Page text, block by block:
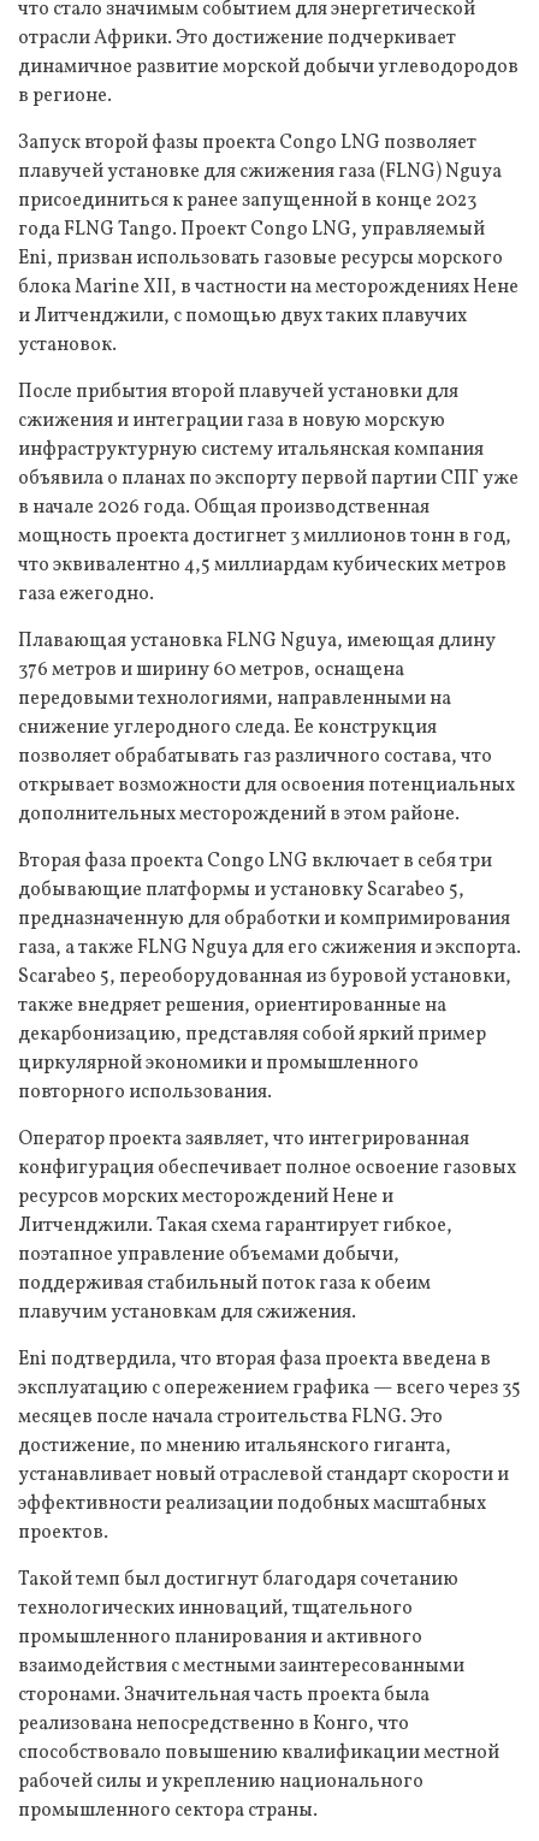
что стало значимым событием для энергетической
отрасли Африки. Это достижение подчеркивает
динамичное развитие морской добычи углеводородов
в регионе.
Запуск второй фазы проекта Congo LNG позволяет
плавучей установке для сжижения газа (FLNG) Nguya
присоединиться к ранее запущенной в конце 2023
года FLNG Tango. Проект Congo LNG, управляемый
Eni, призван использовать газовые ресурсы морского
блока Marine XII, в частности на месторождениях Нене
и Литченджили, с помощью двух таких плавучих
установок.
После прибытия второй плавучей установки для
сжижения и интеграции газа в новую морскую
инфраструктурную систему итальянская компания
объявила о планах по экспорту первой партии СПГ уже
в начале 2026 года. Общая производственная
мощность проекта достигнет 3 миллионов тонн в год,
что эквивалентно 4,5 миллиардам кубических метров
газа ежегодно.
Плавающая установка FLNG Nguya, имеющая длину
376 метров и ширину 60 метров, оснащена
передовыми технологиями, направленными на
снижение углеродного следа. Ее конструкция
позволяет обрабатывать газ различного состава, что
открывает возможности для освоения потенциальных
дополнительных месторождений в этом районе.
Вторая фаза проекта Congo LNG включает в себя три
добывающие платформы и установку Scarabeo 5,
предназначенную для обработки и компримирования
газа, а также FLNG Nguya для его сжижения и экспорта.
Scarabeo 5, переоборудованная из буровой установки,
также внедряет решения, ориентированные на
декарбонизацию, представляя собой яркий пример
циркулярной экономики и промышленного
повторного использования.
Оператор проекта заявляет, что интегрированная
конфигурация обеспечивает полное освоение газовых
ресурсов морских месторождений Нене и
Литченджили. Такая схема гарантирует гибкое,
поэтапное управление объемами добычи,
поддерживая стабильный поток газа к обеим
плавучим установкам для сжижения.
Eni подтвердила, что вторая фаза проекта введена в
эксплуатацию с опережением графика — всего через 35
месяцев после начала строительства FLNG. Это
достижение, по мнению итальянского гиганта,
устанавливает новый отраслевой стандарт скорости и
эффективности реализации подобных масштабных
проектов.
Такой темп был достигнут благодаря сочетанию
технологических инноваций, тщательного
промышленного планирования и активного
взаимодействия с местными заинтересованными
сторонами. Значительная часть проекта была
реализована непосредственно в Конго, что
способствовало повышению квалификации местной
рабочей силы и укреплению национального
промышленного сектора страны.